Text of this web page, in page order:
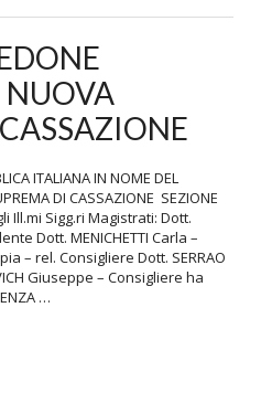
ITALIANA IN NOME DEL
DI CASSAZIONE SEZIONE
Ill.mi Sigg.ri Magistrati: Dott.
Dott. MENICHETTI Carla –
– rel. Consigliere Dott. SERRAO
Giuseppe – Consigliere ha
…